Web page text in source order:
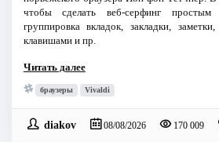
чтобы сделать веб-серфинг
группировка вкладок, закладки,
клавишами и пр.
Читать далее
браузеры Vivaldi
diakov 08/08/2026 170 009